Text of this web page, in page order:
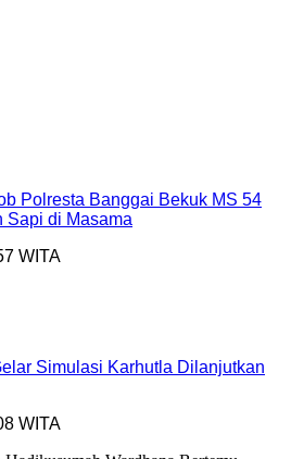
Polresta Banggai Bekuk MS 54
Sapi di Masama
WITA
Simulasi Karhutla Dilanjutkan
WITA